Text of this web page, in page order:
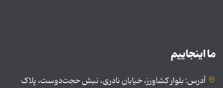
ما اینجاییم
آدرس: بلوار کشاورز، خیابان نادری، نبش حجت‌دوست، پلاک